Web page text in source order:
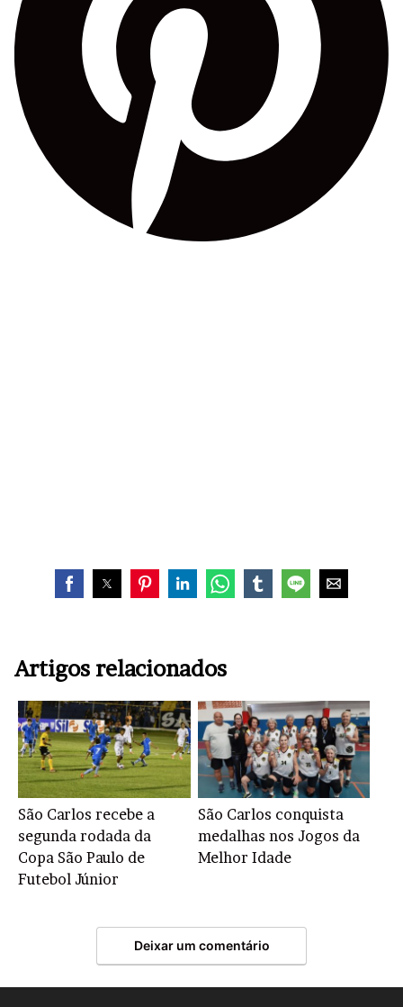
Artigos relacionados
São Carlos recebe a
segunda rodada da
Copa São Paulo de
Futebol Júnior
São Carlos conquista
medalhas nos Jogos da
Melhor Idade
Deixar um comentário